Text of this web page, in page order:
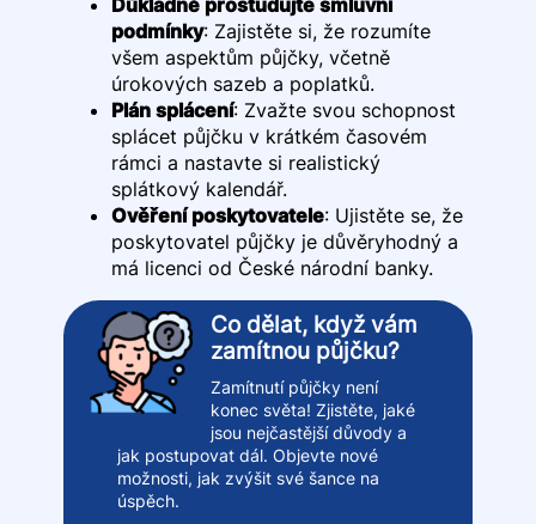
Důkladně prostudujte smluvní
podmínky: Zajistěte si, že rozumíte
všem aspektům půjčky, včetně
úrokových sazeb a poplatků.
Plán splácení: Zvažte svou schopnost
splácet půjčku v krátkém časovém
rámci a nastavte si realistický
splátkový kalendář.
Ověření poskytovatele: Ujistěte se, že
poskytovatel půjčky je důvěryhodný a
má licenci od České národní banky.
Co dělat, když vám
zamítnou půjčku?
Zamítnutí půjčky není
konec světa! Zjistěte, jaké
jsou nejčastější důvody a
jak postupovat dál. Objevte nové
možnosti, jak zvýšit své šance na
úspěch.